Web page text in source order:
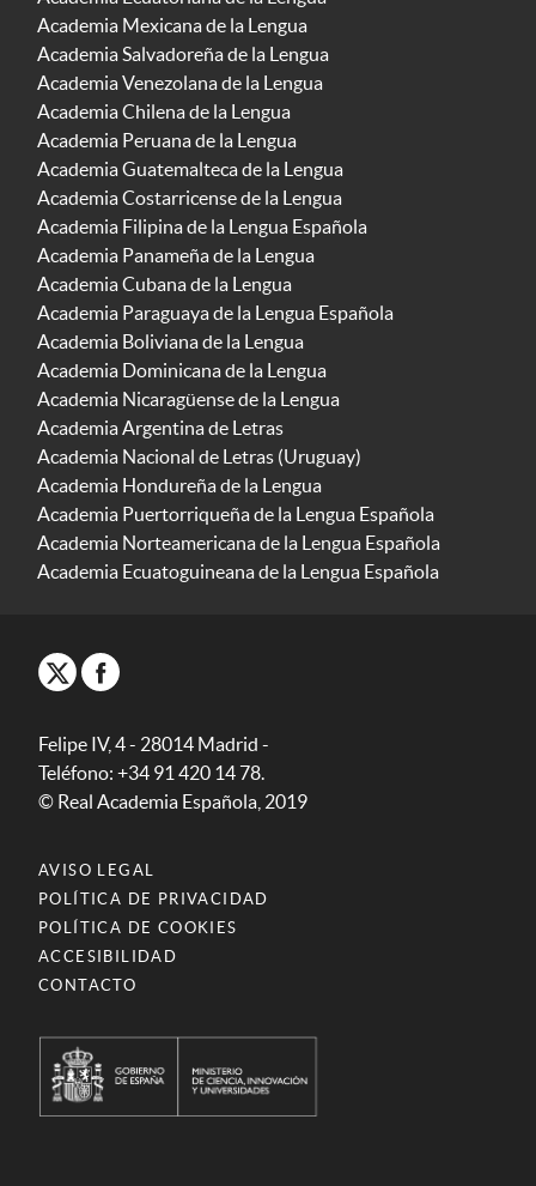
Academia Mexicana de la Lengua
Academia Salvadoreña de la Lengua
Academia Venezolana de la Lengua
Academia Chilena de la Lengua
Academia Peruana de la Lengua
Academia Guatemalteca de la Lengua
Academia Costarricense de la Lengua
Academia Filipina de la Lengua Española
Academia Panameña de la Lengua
Academia Cubana de la Lengua
Academia Paraguaya de la Lengua Española
Academia Boliviana de la Lengua
Academia Dominicana de la Lengua
Academia Nicaragüense de la Lengua
Academia Argentina de Letras
Academia Nacional de Letras (Uruguay)
Academia Hondureña de la Lengua
Academia Puertorriqueña de la Lengua Española
Academia Norteamericana de la Lengua Española
Academia Ecuatoguineana de la Lengua Española
Felipe IV, 4 - 28014 Madrid -
Teléfono: +34 91 420 14 78.
© Real Academia Española, 2019
AVISO LEGAL
POLÍTICA DE PRIVACIDAD
POLÍTICA DE COOKIES
ACCESIBILIDAD
CONTACTO